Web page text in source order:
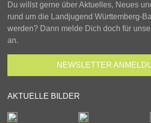
Du willst gerne über Aktuelles, Neues
rund um die Landjugend Württemberg-
werden? Dann melde Dich doch für
an.
NEWSLETTER
AKTUELLE BILDER